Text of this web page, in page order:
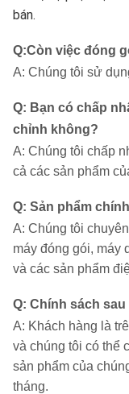
bán.
Q:Còn việc đóng
A: Chúng tôi sử
Q: Bạn có chấp
chỉnh không?
A: Chúng tôi chấp
cả các sản phẩm
Q: Sản phẩm
A: Chúng tôi
máy đóng gói, máy
và các sản phẩm
Q: Chính sách
A: Khách hàng là
và chúng tôi có thể
sản phẩm của
tháng.